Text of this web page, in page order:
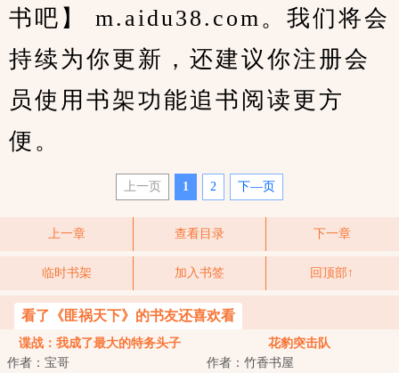
书吧】 m.aidu38.com。我们将会
持续为你更新，还建议你注册会
员使用书架功能追书阅读更方
便。
上一页 1 2 下—页
上一章 查看目录 下一章
临时书架 加入书签 回顶部↑
看了《匪祸天下》的书友还喜欢看
谍战：我成了最大的特务头子
作者：宝哥
花豹突击队
作者：竹香书屋